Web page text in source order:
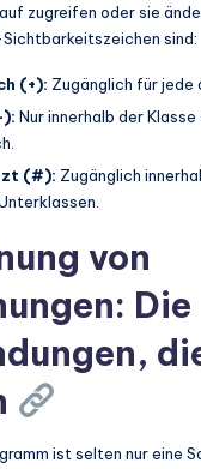
zugreifen oder sie
sind:
(+): Zugänglich für jede
Nur innerhalb der
(#): Zugänglich
von
Die
ist selten nur eine